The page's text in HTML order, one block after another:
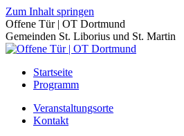
Zum Inhalt springen
Offene Tür | OT Dortmund
Gemeinden St. Liborius und St. Martin
Startseite
Programm
Veranstaltungsorte
Kontakt